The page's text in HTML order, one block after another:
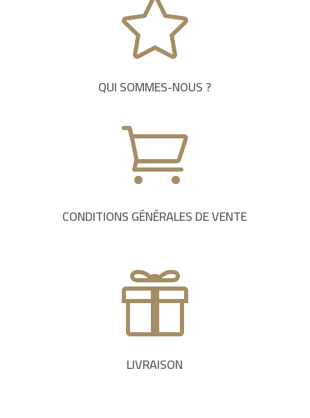

QUI SOMMES-NOUS ?

CONDITIONS GÉNÉRALES DE VENTE

LIVRAISON